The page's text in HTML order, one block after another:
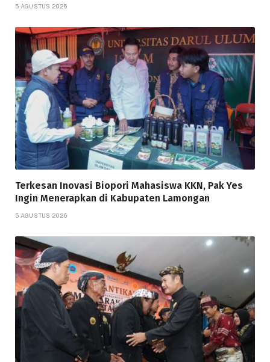
5 AGUSTUS 2026
Terkesan Inovasi Biopori Mahasiswa KKN, Pak Yes
Ingin Menerapkan di Kabupaten Lamongan
5 AGUSTUS 2026